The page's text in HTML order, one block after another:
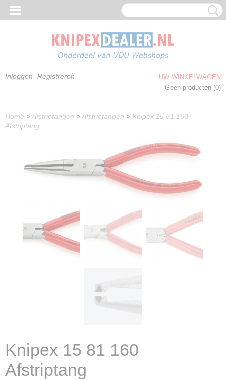
Inloggen Registreren
UW WINKELWAGEN
Geen producten (0)
Home >Afstriptangen >Afstriptangen > Knipex 15 81 160
Afstriptang
Knipex 15 81 160
Afstriptang